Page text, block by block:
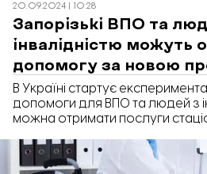
20.09.2024 | 10:28
Запорізькі ВПО та
інвалідністю можуть
допомогу за новою
звертатися
В Україні стартує
допомоги для ВПО та людей з
можна отримати послуги
всій країні, включно із
за її реалізацію місцева влада.